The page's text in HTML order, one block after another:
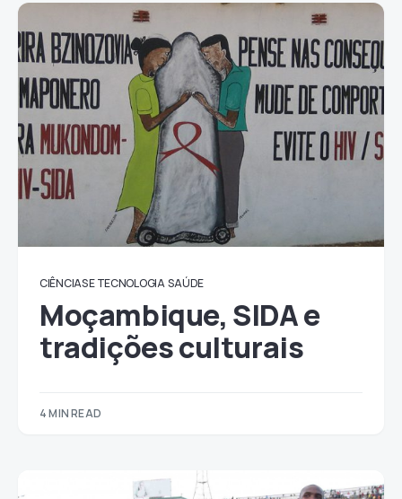
CIÊNCIAS E TECNOLOGIA SAÚDE
Moçambique, SIDA e
tradições culturais
4 MIN READ